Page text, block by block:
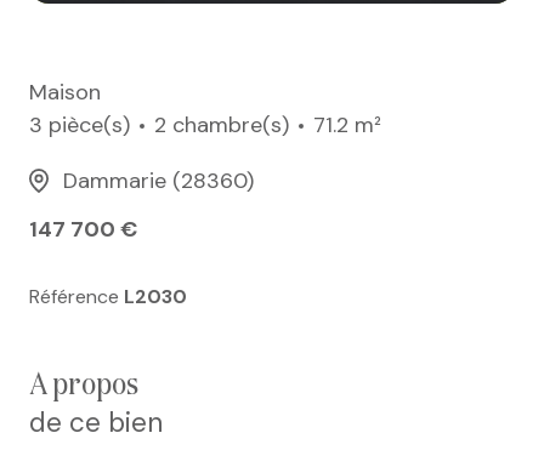
Maison
3 pièce(s)
2 chambre(s)
71.2 m²
Dammarie (28360)
147 700 €
Référence L2030
a propos
de ce bien